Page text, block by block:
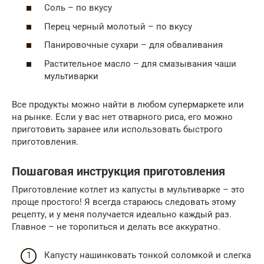
Соль – по вкусу
Перец черный молотый – по вкусу
Панировочные сухари – для обваливания
Растительное масло – для смазывания чаши
мультиварки
Все продукты можно найти в любом супермаркете или
на рынке. Если у вас нет отварного риса, его можно
приготовить заранее или использовать быстрого
приготовления.
Пошаговая инструкция приготовления
Приготовление котлет из капусты в мультиварке – это
проще простого! Я всегда стараюсь следовать этому
рецепту, и у меня получается идеально каждый раз.
Главное – не торопиться и делать все аккуратно.
Капусту нашинковать тонкой соломкой и слегка